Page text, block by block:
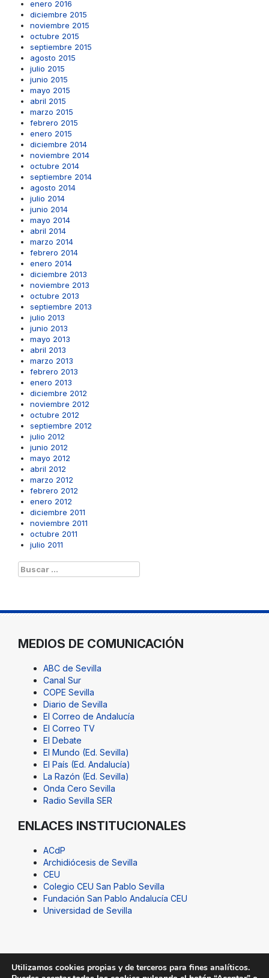
enero 2016
diciembre 2015
noviembre 2015
octubre 2015
septiembre 2015
agosto 2015
julio 2015
junio 2015
mayo 2015
abril 2015
marzo 2015
febrero 2015
enero 2015
diciembre 2014
noviembre 2014
octubre 2014
septiembre 2014
agosto 2014
julio 2014
junio 2014
mayo 2014
abril 2014
marzo 2014
febrero 2014
enero 2014
diciembre 2013
noviembre 2013
octubre 2013
septiembre 2013
julio 2013
junio 2013
mayo 2013
abril 2013
marzo 2013
febrero 2013
enero 2013
diciembre 2012
noviembre 2012
octubre 2012
septiembre 2012
julio 2012
junio 2012
mayo 2012
abril 2012
marzo 2012
febrero 2012
enero 2012
diciembre 2011
noviembre 2011
octubre 2011
julio 2011
Buscar:
MEDIOS DE COMUNICACIÓN
ABC de Sevilla
Canal Sur
COPE Sevilla
Diario de Sevilla
El Correo de Andalucía
El Correo TV
El Debate
El Mundo (Ed. Sevilla)
El País (Ed. Andalucía)
La Razón (Ed. Sevilla)
Onda Cero Sevilla
Radio Sevilla SER
ENLACES INSTITUCIONALES
ACdP
Archidiócesis de Sevilla
CEU
Colegio CEU San Pablo Sevilla
Fundación San Pablo Andalucía CEU
Universidad de Sevilla
Utilizamos cookies propias y de terceros para fines analíticos.